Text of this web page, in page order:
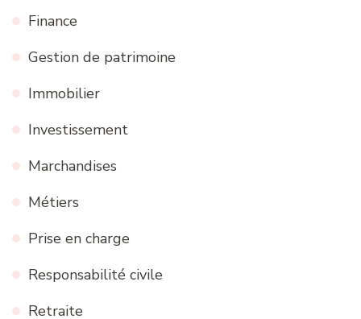
Finance
Gestion de patrimoine
Immobilier
Investissement
Marchandises
Métiers
Prise en charge
Responsabilité civile
Retraite